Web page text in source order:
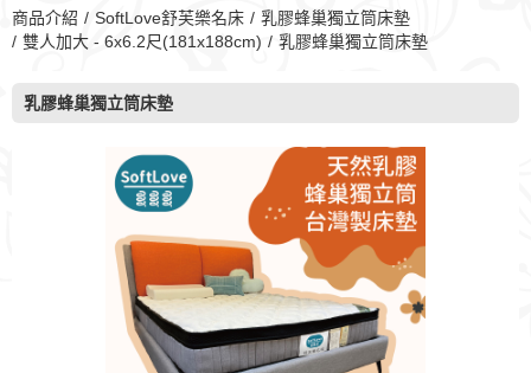
商品介紹 SoftLove舒芙樂名床
乳膠蜂巢獨立筒床墊
雙人加大 - 6x6.2尺(181x188cm)
乳膠蜂巢獨立筒床墊
乳膠蜂巢獨立筒床墊